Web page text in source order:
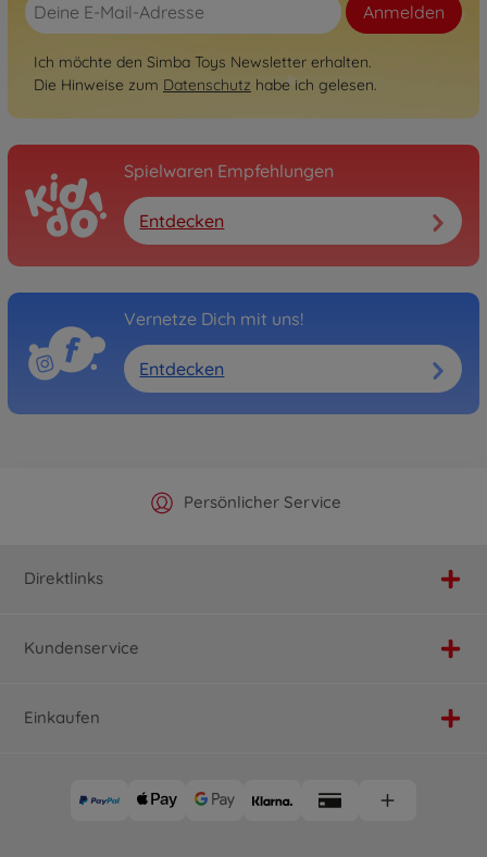
Anmelden
Ich möchte den Simba Toys Newsletter erhalten.
Die Hinweise zum Datenschutz habe ich gelesen.
Spielwaren Empfehlungen
Entdecken
Vernetze Dich mit uns!
Entdecken
Offizieller Hersteller Shop
Persönlicher Service
Versandkostenfrei ab 25€
Schnelle Lieferung
Direktlinks
Kundenservice
Einkaufen